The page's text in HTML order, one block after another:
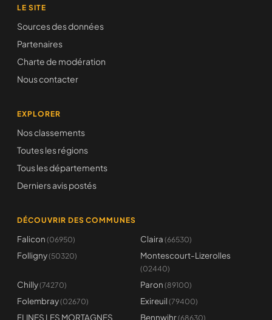
LE SITE
Sources des données
Partenaires
Charte de modération
Nous contacter
EXPLORER
Nos classements
Toutes les régions
Tous les départements
Derniers avis postés
DÉCOUVRIR DES COMMUNES
Falicon (06950) Claira (66530)
Folligny(50320) Montescourt-Lizerolles
(02440)
Chilly(74270) Paron (89100)
Folembray(02670) Exireuil (79400)
FLINES LES MORTAGNES Bennwihr(68630)